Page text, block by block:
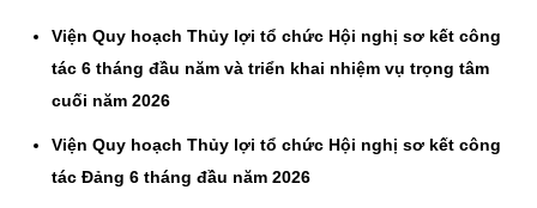
Viện Quy hoạch Thủy lợi tổ chức Hội nghị sơ kết công
tác 6 tháng đầu năm và triển khai nhiệm vụ trọng tâm
cuối năm 2026
Viện Quy hoạch Thủy lợi tổ chức Hội nghị sơ kết công
tác Đảng 6 tháng đầu năm 2026